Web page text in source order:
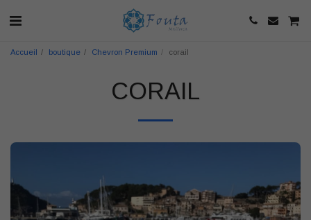
Accueil boutique Chevron Premium corail
CORAIL